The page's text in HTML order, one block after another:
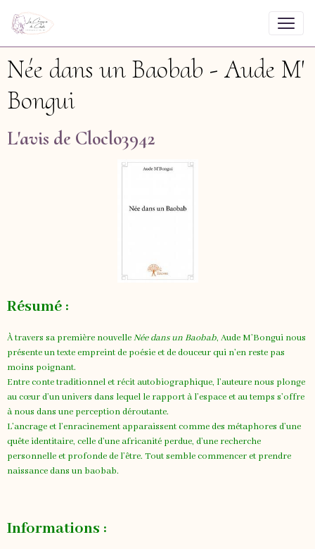
Née dans un Baobab - Aude M'
Bongui
L'avis de Cloclo3942
Résumé :
À travers sa première nouvelleNée dans un Baobab, Aude M’Bongui nous
présente un texte empreint de poésie et de douceur qui n’en reste pas
moins poignant.
Entre conte traditionnel et récit autobiographique, l’auteure nous plonge
au cœur d’un univers dans lequel le rapport à l’espace et au temps s’offre
à nous dans une perception déroutante.
L’ancrage et l’enracinement apparaissent comme des métaphores d’une
quête identitaire, celle d’une africanité perdue, d’une recherche
personnelle et profonde de l’être. Tout semble commencer et prendre
naissance dans un baobab.
Informations :